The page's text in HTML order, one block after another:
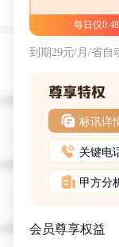
每日仅
到期29元/月/省自
标讯详
关键电
甲方分
会员尊享权益